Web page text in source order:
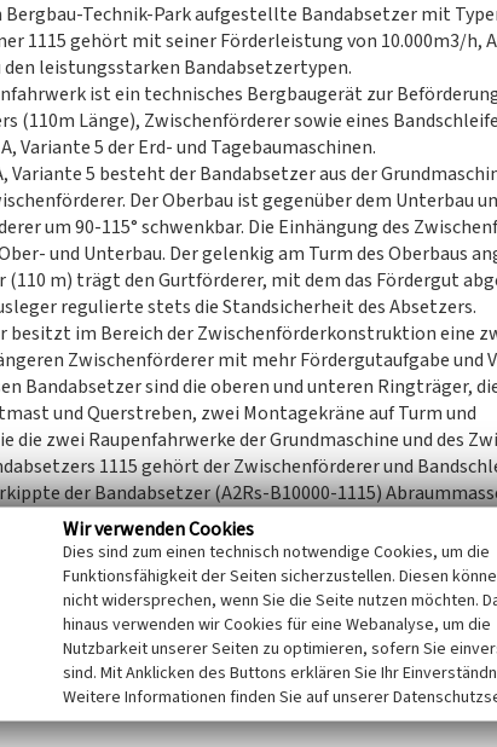
Technik-Park aufgestellte Bandabsetzer mit
1115 gehört mit seiner Förderleistung von 10.000m3/h,
den leistungsstarken Bandabsetzertypen.
ist ein technisches Bergbaugerät zur
(110m Länge), Zwischenförderer sowie eines
Variante 5 der Erd- und Tagebaumaschinen.
Variante 5 besteht der Bandabsetzer aus der
Der Oberbau ist gegenüber dem Unterbau
um 90-115° schwenkbar. Die Einhängung des
und Unterbau. Der gelenkig am Turm des Oberbaus
(110 m) trägt den Gurtförderer, mit dem das Fördergut
regulierte stets die Standsicherheit des Absetzers.
besitzt im Bereich der Zwischenförderkonstruktion eine
Zwischenförderer mit mehr Fördergutaufgabe und
Bandabsetzer sind die oberen und unteren Ringträger,
und Querstreben, zwei Montagekräne auf Turm und
die zwei Raupenfahrwerke der Grundmaschine und des
1115 gehört der Zwischenförderer und
der Bandabsetzer (A2Rs-B10000-1115)
auf die Innenkippe. Ab Ende 1993 kam der
Autobahndamm) zum zweiten Mal in Einsatz.
Bandabsetzers 1115 das Bild des stillgelegten Tagebaus
wurden über 23 Millionen Kubikmeter Abraummassen zu
zwischen den entstehenden Seen; sie dient als
See) und nimmt gleichzeitig die Trasse der A38 auf.
regionalgeschichtlich sowie technikgeschichtlich
noch funktionstüchtig, was einen hohen Gebrauchs- und
Wir verwenden Cookies
Dies sind zum einen technisch notwendige Cookies, um die
Funktionsfähigkeit der Seiten sicherzustellen. Diesen
nicht widersprechen, wenn Sie die Seite nutzen möchten.
hinaus verwenden wir Cookies für eine Webanalyse, um die
Nutzbarkeit unserer Seiten zu optimieren, sofern Sie
sind. Mit Anklicken des Buttons erklären Sie Ihr
Weitere Informationen finden Sie auf unserer